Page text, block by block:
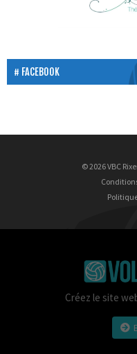
FACEBOOK
© 2026 VBC
Créez le site